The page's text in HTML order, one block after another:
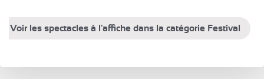
Voir les spectacles à l'affiche dans la catégorie Festival